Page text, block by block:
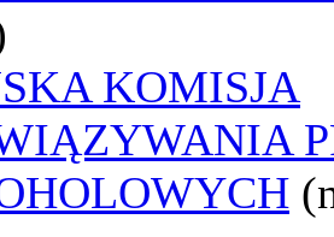
KOMISJA